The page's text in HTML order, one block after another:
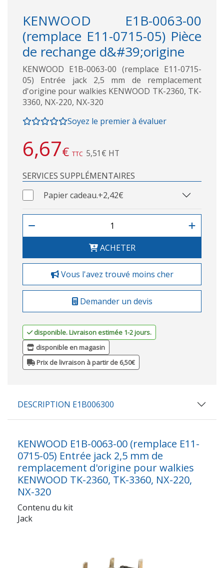
KENWOOD E1B-0063-00
(remplace E11-0715-05) Pièce
de rechange d&#39;origine
KENWOOD E1B-0063-00 (remplace E11-0715-
05) Entrée jack 2,5 mm de remplacement
d'origine pour walkies KENWOOD TK-2360, TK-
3360, NX-220, NX-320
Soyez le premier à évaluer
6,67€ TTC 5,51€ HT
SERVICES SUPPLÉMENTAIRES
Papier cadeau.+2,42€
ACHETER
Vous l'avez trouvé moins cher
Demander un devis
disponible. Livraison estimée 1-2 jours.
disponible en magasin
Prix de livraison à partir de 6,50€
DESCRIPTION E1B006300
KENWOOD E1B-0063-00 (remplace E11-
0715-05) Entrée jack 2,5 mm de
remplacement d'origine pour walkies
KENWOOD TK-2360, TK-3360, NX-220,
NX-320
Contenu du kit
Jack